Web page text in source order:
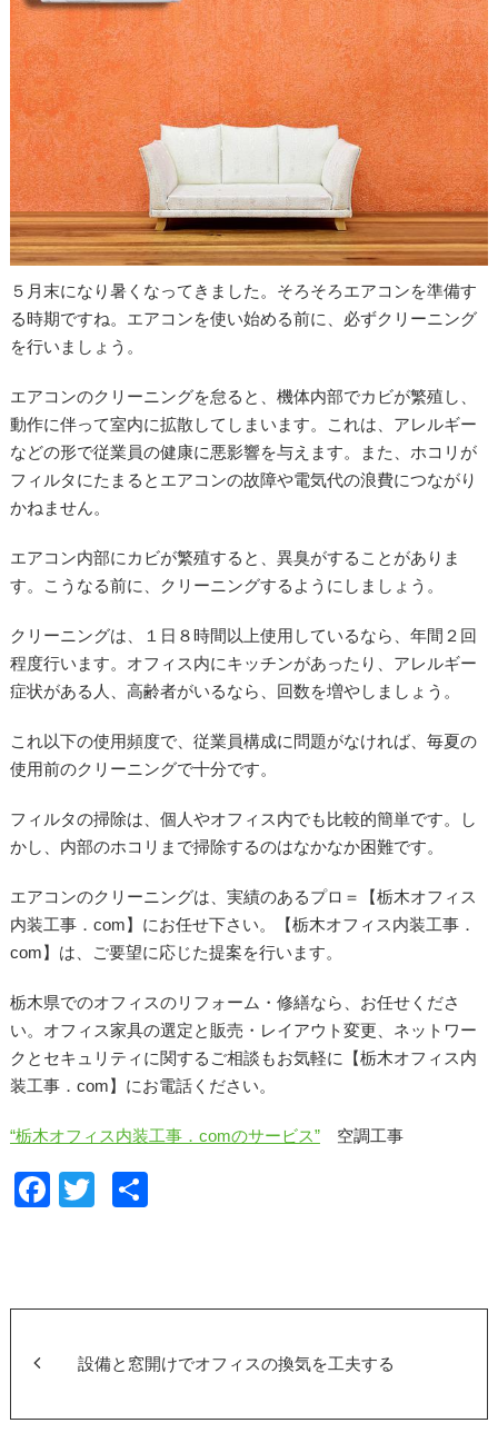
５月末になり暑くなってきました。そろそろエアコンを準備す
る時期ですね。エアコンを使い始める前に、必ずクリーニング
を行いましょう。
エアコンのクリーニングを怠ると、機体内部でカビが繁殖し、
動作に伴って室内に拡散してしまいます。これは、アレルギー
などの形で従業員の健康に悪影響を与えます。また、ホコリが
フィルタにたまるとエアコンの故障や電気代の浪費につながり
かねません。
エアコン内部にカビが繁殖すると、異臭がすることがありま
す。こうなる前に、クリーニングするようにしましょう。
クリーニングは、１日８時間以上使用しているなら、年間２回
程度行います。オフィス内にキッチンがあったり、アレルギー
症状がある人、高齢者がいるなら、回数を増やしましょう。
これ以下の使用頻度で、従業員構成に問題がなければ、毎夏の
使用前のクリーニングで十分です。
フィルタの掃除は、個人やオフィス内でも比較的簡単です。し
かし、内部のホコリまで掃除するのはなかなか困難です。
エアコンのクリーニングは、実績のあるプロ＝【栃木オフィス
内装工事．com】にお任せ下さい。【栃木オフィス内装工事．
com】は、ご要望に応じた提案を行います。
栃木県でのオフィスのリフォーム・修繕なら、お任せくださ
い。オフィス家具の選定と販売・レイアウト変更、ネットワー
クとセキュリティに関するご相談もお気軽に【栃木オフィス内
装工事．com】にお電話ください。
“栃木オフィス内装工事．comのサービス”空調工事
F
設備と窓開けでオフィスの換気を工夫する